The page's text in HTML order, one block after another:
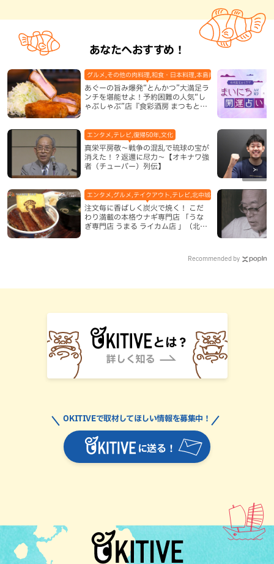
あなたへおすすめ！
あぐーの旨み爆発“とんかつ”大満足ラ
ンチを堪能せよ！予約困難の人気“し
ゃぶしゃぶ”店『食彩酒房 まつもと』
グルメ,その他の肉料理,和食・日本料理,本島南部,那覇市
真栄平房敬～戦争の混乱で琉球の宝が
消えた！？返還に尽力～【オキナワ強
者（チューバー）列伝】
エンタメ,テレビ,復帰50年,文化
注文毎に香ばしく炭火で焼く！ こだ
わり満載の本格ウナギ専門店 「うな
ぎ専門店 うまる ライカム店 」（北中
エンタメ,グルメ,テイクアウト,テレビ,北中城村,和食・日本料理,地
Recommended by
に送る！
OKITIVEで取材してほしい情報を募集中！